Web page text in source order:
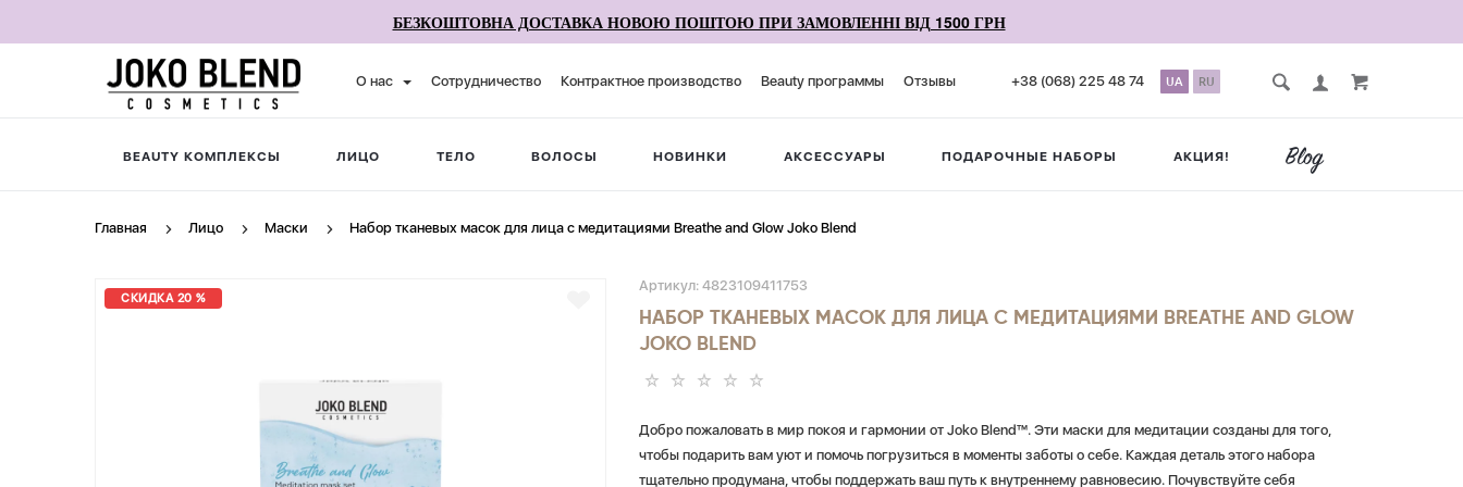
БЕЗКОШТОВНА ДОСТАВКА НОВОЮ ПОШТОЮ ПРИ ЗАМОВЛЕННІ ВІД 1500 ГРН
+38 (068) 225 48 74 UA RU
О нас Сотрудничество Контрактное производство Beauty программы Отзывы
BEAUTY КОМПЛЕКСЫ ЛИЦО ТЕЛО ВОЛОСЫ НОВИНКИ АКСЕССУАРЫ ПОДАРОЧНЫЕ НАБОРЫ АКЦИЯ!
Главная Лицо Маски Набор тканевых масок для лица с медитациями Breathe and Glow Joko Blend
СКИДКА 20 %
Артикул: 4823109411753
НАБОР ТКАНЕВЫХ МАСОК ДЛЯ ЛИЦА С МЕДИТАЦИЯМИ BREATHE AND GLOW
JOKO BLEND
Добро пожаловать в мир покоя и гармонии от Joko Blend™. Эти маски для медитации созданы для того,
чтобы подарить вам уют и помочь погрузиться в моменты заботы о себе. Каждая деталь этого набора
тщательно продумана, чтобы поддержать ваш путь к внутреннему равновесию. Почувствуйте себя